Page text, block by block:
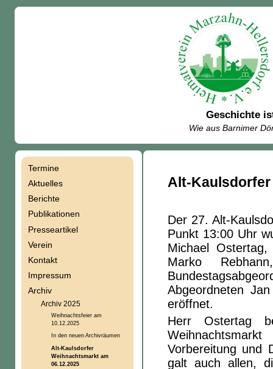
Geschichte
Wie aus Barnimer
Alt-Kaulsdorfer
Der 27. Alt-
Punkt 13:00 Uhr
Michael
Marko
Abgeordneten
eröffnet.
Herr Ostertag
Vorbereitung und
galt auch allen,
Termine
Aktuelles
Berichte
Publikationen
Presseartikel
Verein
Kontakt
Impressum
Archiv
Archiv 2025
Weihnachtsfeier am
10.12.2025
In den neuen Archivräumen
Alt-Kaulsdorfer
Weihnachtsmarkt am
06.12.2025